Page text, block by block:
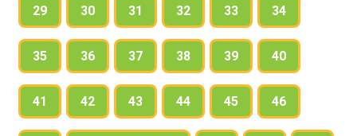
29 30 31 32 33 34
35 36 37 38 39 40
41 42 43 44 45 46